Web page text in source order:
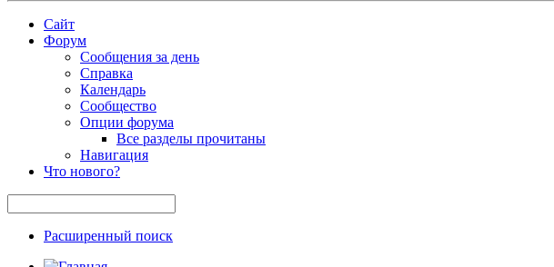
Сайт
Форум
Сообщения за день
Справка
Календарь
Сообщество
Опции форума
Все разделы прочитаны
Навигация
Что нового?
Расширенный поиск